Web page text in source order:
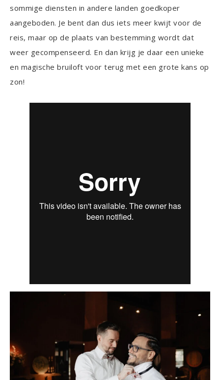
sommige diensten in andere landen goedkoper
aangeboden. Je bent dan dus iets meer kwijt voor de
reis, maar op de plaats van bestemming wordt dat
weer gecompenseerd. En dan krijg je daar een unieke
en magische bruiloft voor terug met een grote kans op
zon!